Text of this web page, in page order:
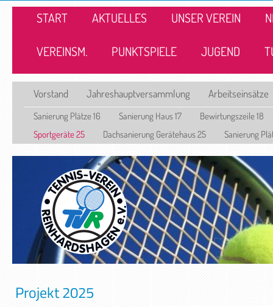
START AKTUELLES UNSER VEREIN
VEREINSM. PUNKTSPIELE JUGEND
Vorstand Jahreshauptversammlung Arbeitseinsätze
Sanierung Plätze 16 Sanierung Haus 17
Bewirtungszeile 18
Sportgeräte 25
Dachsanierung Gerätehaus 25 Sanierung
Projekt 2025